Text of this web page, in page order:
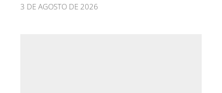
3 DE AGOSTO DE 2026